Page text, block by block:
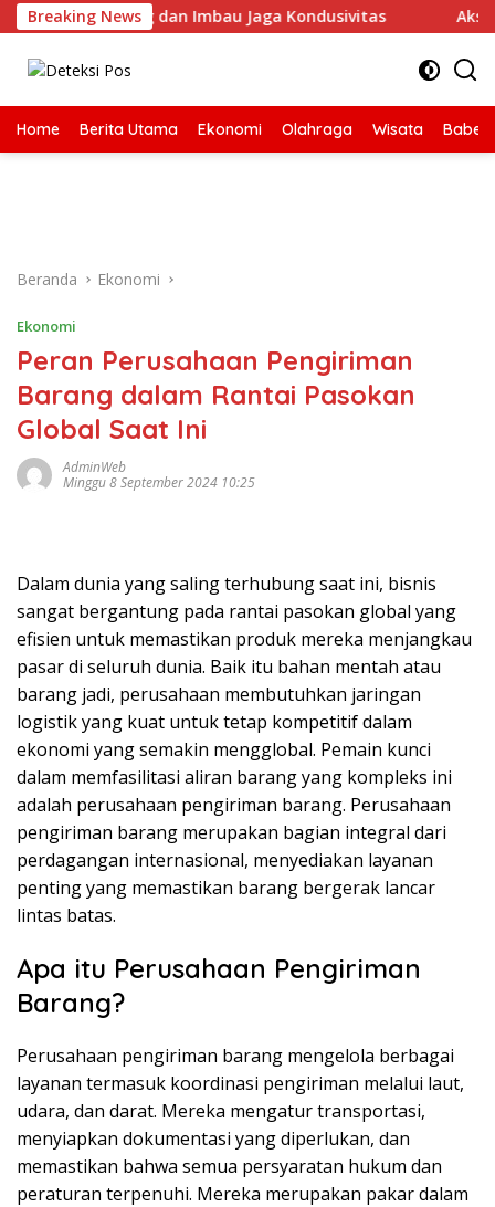
Langsung
ke
konten
Breaking News
Dialog dan Imbau Jaga Kondusivitas Aksi Demo
Home Berita Utama Ekonomi Olahraga Wisata Babel
Beranda Ekonomi
Ekonomi
Peran Perusahaan Pengiriman
Barang dalam Rantai Pasokan
Global Saat Ini
AdminWeb
Minggu 8 September 2024 10:25
Dalam dunia yang saling terhubung saat ini, bisnis
sangat bergantung pada rantai pasokan global yang
efisien untuk memastikan produk mereka menjangkau
pasar di seluruh dunia. Baik itu bahan mentah atau
barang jadi, perusahaan membutuhkan jaringan
logistik yang kuat untuk tetap kompetitif dalam
ekonomi yang semakin mengglobal. Pemain kunci
dalam memfasilitasi aliran barang yang kompleks ini
adalah perusahaan pengiriman barang. Perusahaan
pengiriman barang merupakan bagian integral dari
perdagangan internasional, menyediakan layanan
penting yang memastikan barang bergerak lancar
lintas batas.
Apa itu Perusahaan Pengiriman
Barang?
Perusahaan pengiriman barang mengelola berbagai
layanan termasuk koordinasi pengiriman melalui laut,
udara, dan darat. Mereka mengatur transportasi,
menyiapkan dokumentasi yang diperlukan, dan
memastikan bahwa semua persyaratan hukum dan
peraturan terpenuhi. Mereka merupakan pakar dalam